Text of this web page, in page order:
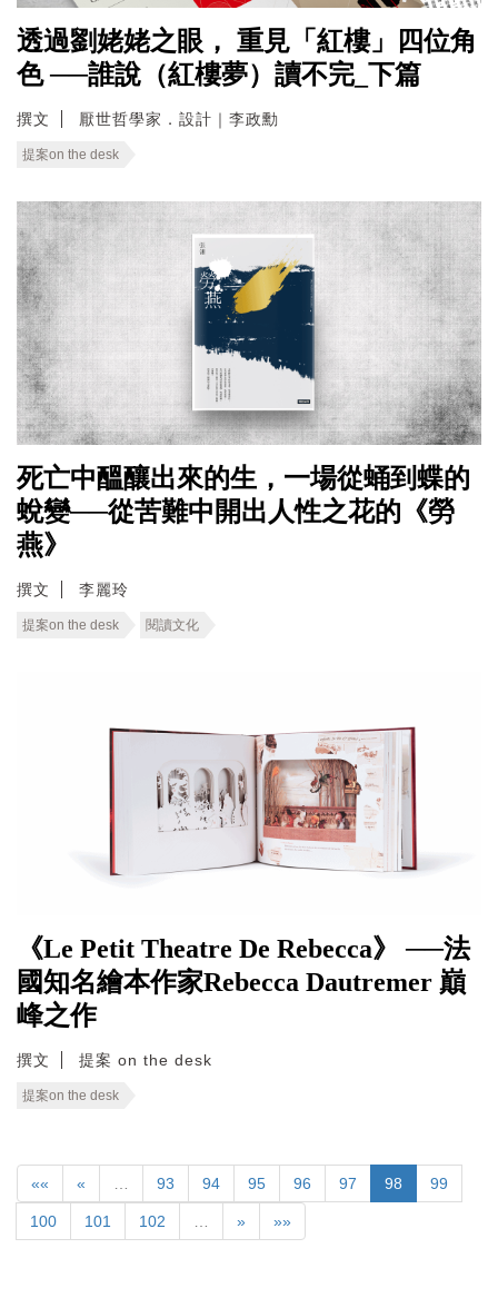
透過劉姥姥之眼， 重見「紅樓」四位角
色 ──誰說（紅樓夢）讀不完_下篇
撰文 厭世哲學家．設計｜李政勳
提案on the desk
死亡中醞釀出來的生，一場從蛹到蝶的
蛻變──從苦難中開出人性之花的《勞
燕》
撰文 李麗玲
提案on the desk 閱讀文化
《Le Petit Theatre De Rebecca》 ──法
國知名繪本作家Rebecca Dautremer 巔
峰之作
撰文 提案 on the desk
提案on the desk
«« « 93 94 95 96 97 98 99
100 101 102 » »»